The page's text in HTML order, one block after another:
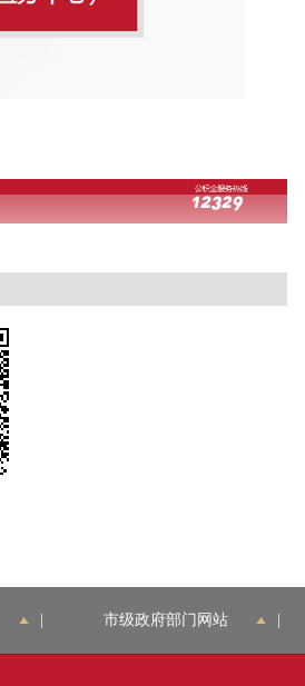
市级政府部门网站